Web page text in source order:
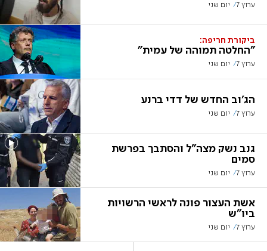
ערוץ 7 יום שני
ביקורת חריפה:
"החלטה תמוהה של עמית"
ערוץ 7 יום שני
הג'וב החדש של דדי ברנע
ערוץ 7 יום שני
גנב נשק מצה"ל והסתבך בפרשת
סמים
ערוץ 7 יום שני
אשת העצור פונה לראשי הרשויות
ביו"ש
ערוץ 7 יום שני